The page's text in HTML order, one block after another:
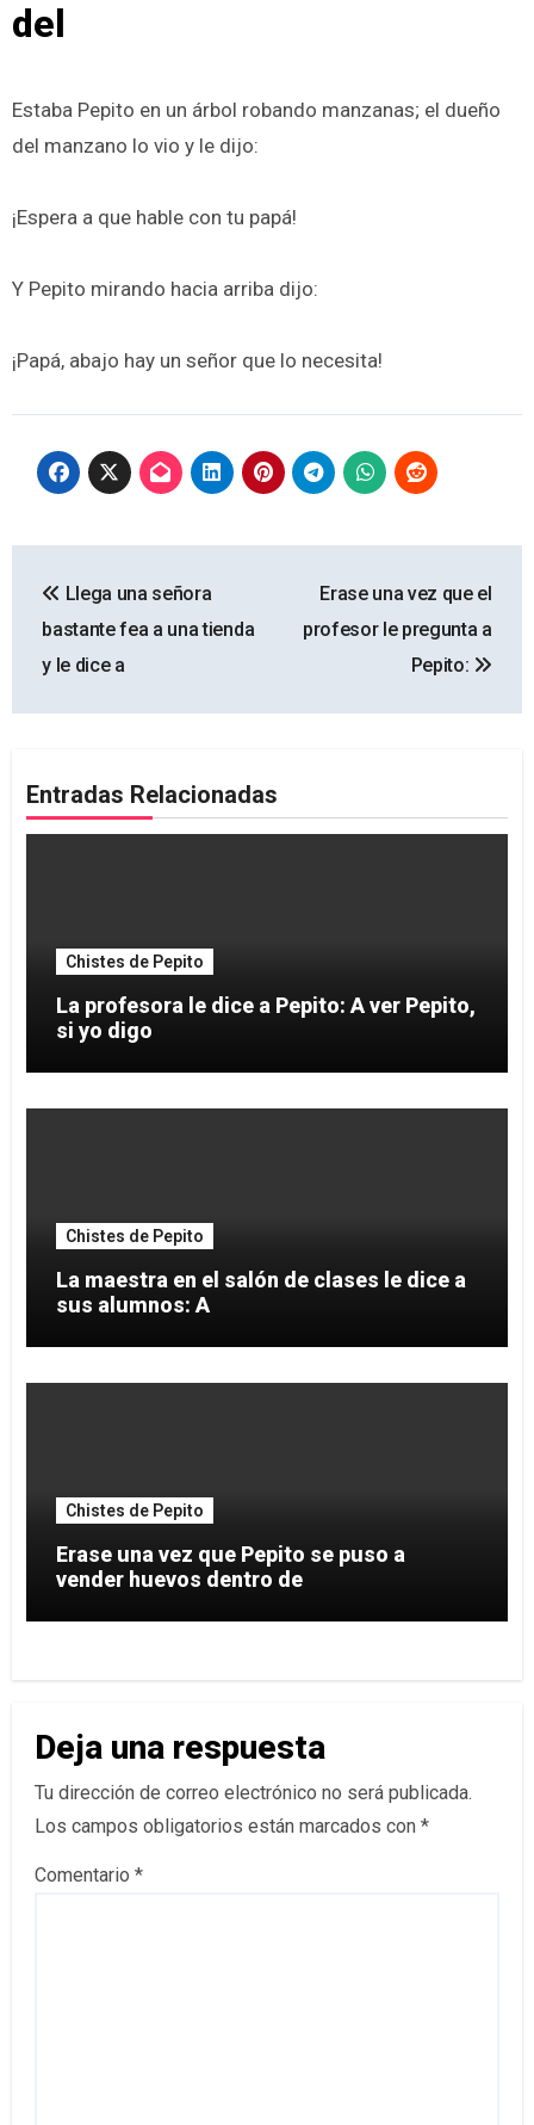
del
Estaba Pepito en un árbol robando manzanas; el dueño
del manzano lo vio y le dijo:
¡Espera a que hable con tu papá!
Y Pepito mirando hacia arriba dijo:
¡Papá, abajo hay un señor que lo necesita!
de
entradas
Llega una señora
bastante fea a una tienda
y le dice a
Erase una vez que el
profesor le pregunta a
Pepito:
Entradas Relacionadas
Chistes de Pepito
La profesora le dice a Pepito: A ver Pepito,
si yo digo
Chistes de Pepito
La maestra en el salón de clases le dice a
sus alumnos: A
Chistes de Pepito
Erase una vez que Pepito se puso a
vender huevos dentro de
Deja una respuesta
Tu dirección de correo electrónico no será publicada.
Los campos obligatorios están marcados con *
Comentario *